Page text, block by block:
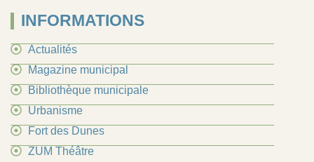
INFORMATIONS
Actualités
Magazine municipal
Bibliothèque municipale
Urbanisme
Fort des Dunes
ZUM Théâtre